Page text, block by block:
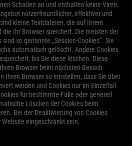
Schaden an und enthalten keine Viren.
nutzerfreundlicher, effektiver und
kleine Textdateien, die auf Ihrem
die Ihr Browser speichert. Die meisten der
so genannte „Session-Cookies“. Sie
automatisch gelöscht. Andere Cookies
bis Sie diese löschen. Diese
Browser beim nächsten Besuch
Ihren Browser so einstellen, dass Sie über
werden und Cookies nur im Einzelfall
für bestimmte Fälle oder generell
Löschen der Cookies beim
Bei der Deaktivierung von Cookies
eingeschränkt sein.